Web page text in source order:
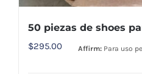
50 piezas de shoes
$295.00 Affirm: Para uso